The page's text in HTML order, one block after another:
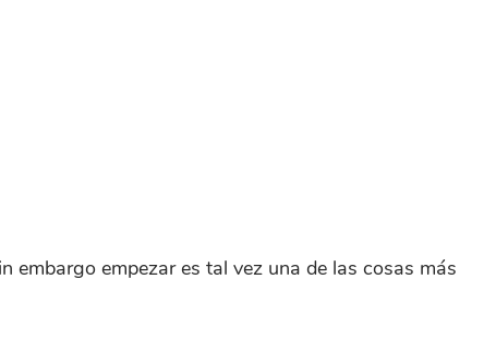
embargo empezar es tal vez una de las cosas más